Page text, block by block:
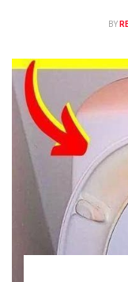
BY